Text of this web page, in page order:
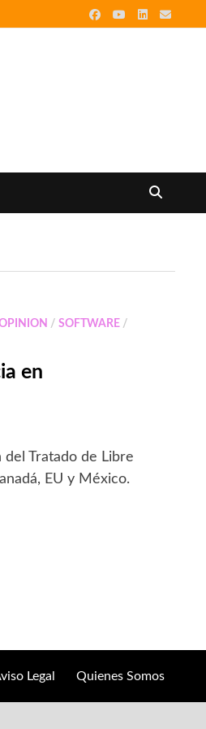
/SOFTWARE /
en
del Tratado de Libre
EU y México.
Legal Quienes Somos